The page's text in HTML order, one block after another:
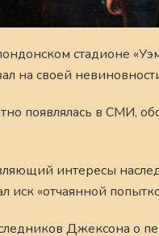
стадионе
на своей
появлялась в СМИ,
интересы
иск «отчаянной
Джексона о